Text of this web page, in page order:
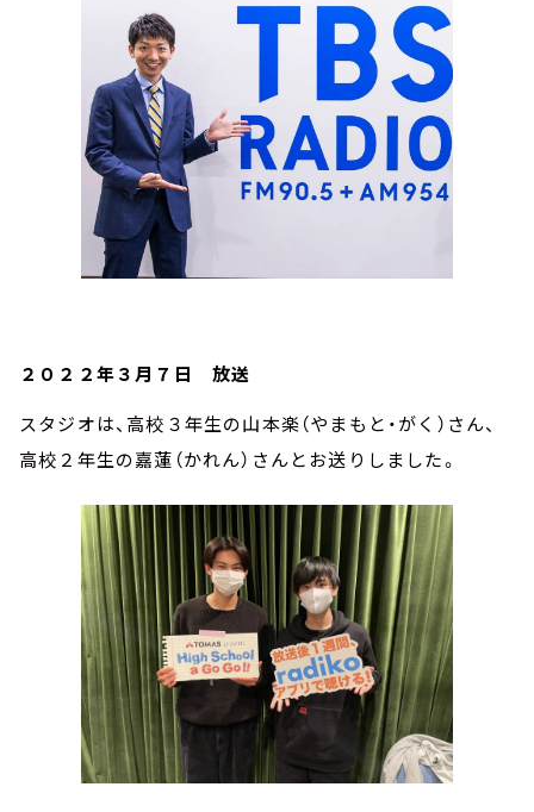
２０２２年３月７日 放送
スタジオは、高校３年生の山本楽（やまもと・がく）さん、
高校２年生の嘉蓮（かれん）さんとお送りしました。